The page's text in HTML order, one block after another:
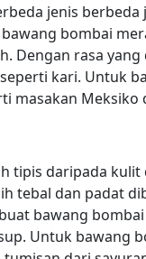
jenis berbeda
bombai
Dengan rasa yang
kari. Untuk
masakan Meksiko
tipis daripada kulit
tebal dan padat
bawang
Untuk bawang